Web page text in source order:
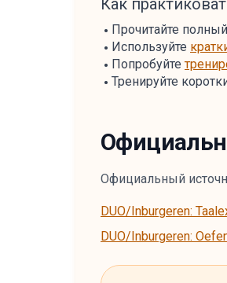
Как
Прочитайте полный
Используйте
Попробуйте
Тренируйте
Официальный
DUO/Inburgeren:
DUO/Inburgeren: